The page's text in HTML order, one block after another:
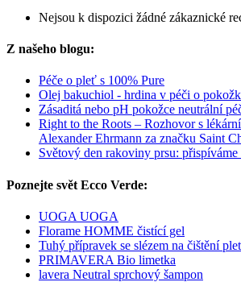
Nejsou k dispozici žádné zákaznické
Z našeho blogu:
Péče o pleť s 100% Pure
Olej bakuchiol - hrdina v péči o
Zásaditá nebo pH pokožce neutrální
Right to the Roots – Rozhovor s
Alexander Ehrmann za značku Saint
Světový den rakoviny prsu:
Poznejte svět Ecco Verde:
UOGA UOGA
Florame HOMME čistící gel
Tuhý přípravek se slézem na čištění
PRIMAVERA Bio limetka
lavera Neutral sprchový šampon